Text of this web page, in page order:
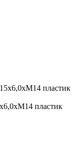
пластик